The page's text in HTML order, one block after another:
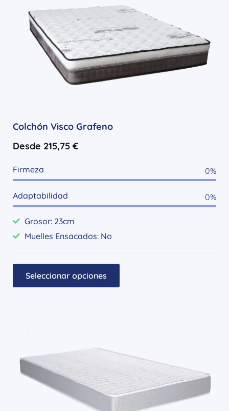
Colchón Visco Grafeno
Desde 215,75 €
Firmeza 0%
Adaptabilidad 0%
Grosor: 23cm
Muelles Ensacados: No
Seleccionar opciones